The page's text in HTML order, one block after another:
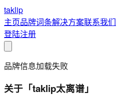
taklip
主页品牌词条解决方案联系我们
登陆注册
品牌信息加载失败
关于「taklip太离谱」